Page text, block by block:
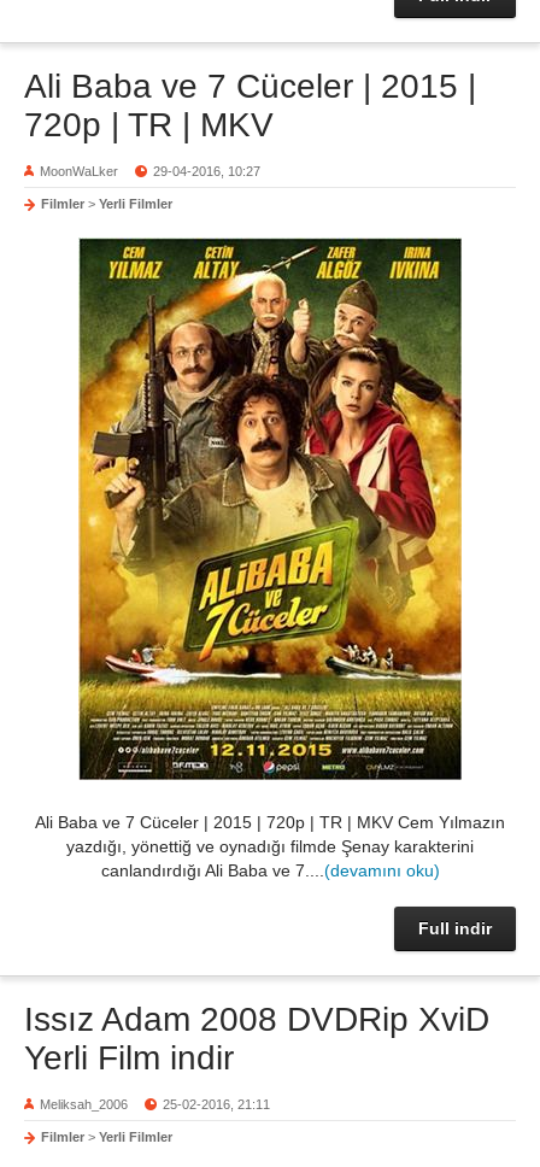
Ali Baba ve 7 Cüceler | 2015 |
720p | TR | MKV
MoonWaLker 29-04-2016, 10:27
Filmler > Yerli Filmler
Ali Baba ve 7 Cüceler | 2015 | 720p | TR | MKV Cem Yılmazın
yazdığı, yönettiğ ve oynadığı filmde Şenay karakterini
canlandırdığı Ali Baba ve 7.... (devamını oku)
Full indir
Issız Adam 2008 DVDRip XviD
Yerli Film indir
Meliksah_2006 25-02-2016, 21:11
Filmler > Yerli Filmler